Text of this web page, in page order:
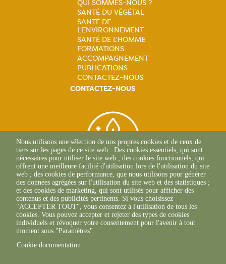
Navigation
principale
QUI SOMMES-NOUS ?
SANTÉ DU VÉGÉTAL
SANTÉ DE
L'ENVIRONNEMENT
SANTÉ DE L'HOMME
FORMATIONS
ACCOMPAGNEMENT
PUBLICATIONS
CONTACTEZ-NOUS
CONTACTEZ-NOUS
BEAUNE
03 80 25 95 45
ECOLE-VALENTIN
03 81 47 79 20
Nous utilisons une sélection de nos propres cookies et de ceux de
tiers sur les pages de ce site web : Des cookies essentiels, qui sont
nécessaires pour utiliser le site web ; des cookies fonctionnels, qui
offrent une meilleure facilité d'utilisation lors de l'utilisation du site
web ; des cookies de performance, que nous utilisons pour générer
des données agrégées sur l'utilisation du site web et des statistiques ;
et des cookies de marketing, qui sont utilisés pour afficher des
contenus et des publicités pertinents. Si vous choisissez
"ACCEPTER TOUT", vous consentez à l'utilisation de tous les
cookies. Vous pouvez accepter et rejeter des types de cookies
individuels et révoquer votre consentement pour l'avenir à tout
moment sous "Paramètres".
Cookie documentation